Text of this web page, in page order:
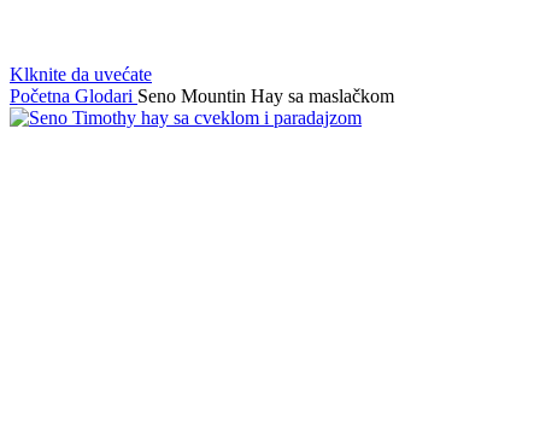
Klknite da uvećate
Početna Glodari Seno Mountin Hay sa maslačkom